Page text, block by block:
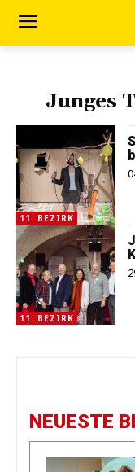
Junges
11. BEZIRK
11. BEZIRK
NEUESTE